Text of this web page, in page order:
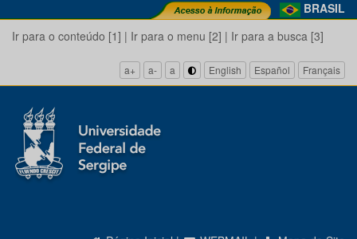
BRASIL
Ir para o conteúdo [1] | Ir para o menu [2] | Ir para a busca [3]
a+ a- a English Español Français